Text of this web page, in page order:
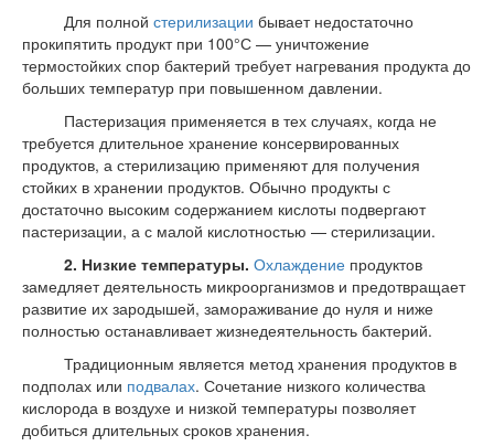
Для полной стерилизации бывает недостаточно
прокипятить продукт при 100°С — уничтожение
термостойких спор бактерий требует нагревания продукта до
больших температур при повышенном давлении.
Пастеризация применяется в тех случаях, когда не
требуется длительное хранение консервированных
продуктов, а стерилизацию применяют для получения
стойких в хранении продуктов. Обычно продукты с
достаточно высоким содержанием кислоты подвергают
пастеризации, а с малой кислотностью — стерилизации.
2. Низкие температуры. Охлаждениепродуктов
замедляет деятельность микроорганизмов и предотвращает
развитие их зародышей, замораживание до нуля и ниже
полностью останавливает жизнедеятельность бактерий.
Традиционным является метод хранения продуктов в
подполах или подвалах. Сочетание низкого количества
кислорода в воздухе и низкой температуры позволяет
добиться длительных сроков хранения.